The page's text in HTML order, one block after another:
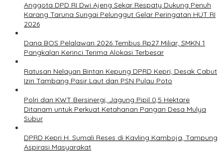
Anggota DPD RI Dwi Ajeng Sekar Respaty Dukung Penuh
Karang Taruna Sungai Pelunggut Gelar Peringatan HUT RI
2026
Dana BOS Pelalawan 2026 Tembus Rp27 Miliar, SMKN 1
Pangkalan Kerinci Terima Alokasi Terbesar
Ratusan Nelayan Bintan Kepung DPRD Kepri, Desak Cabut
Izin Tambang Pasir Laut dan PSN Pulau Poto
Polri dan KWT Bersinergi, Jagung Pipil 0,5 Hektare
Ditanam untuk Perkuat Ketahanan Pangan Desa Mulya
Subur
DPRD Kepri H. Sumali Reses di Kavling Kamboja, Tampung
Aspirasi Masyarakat